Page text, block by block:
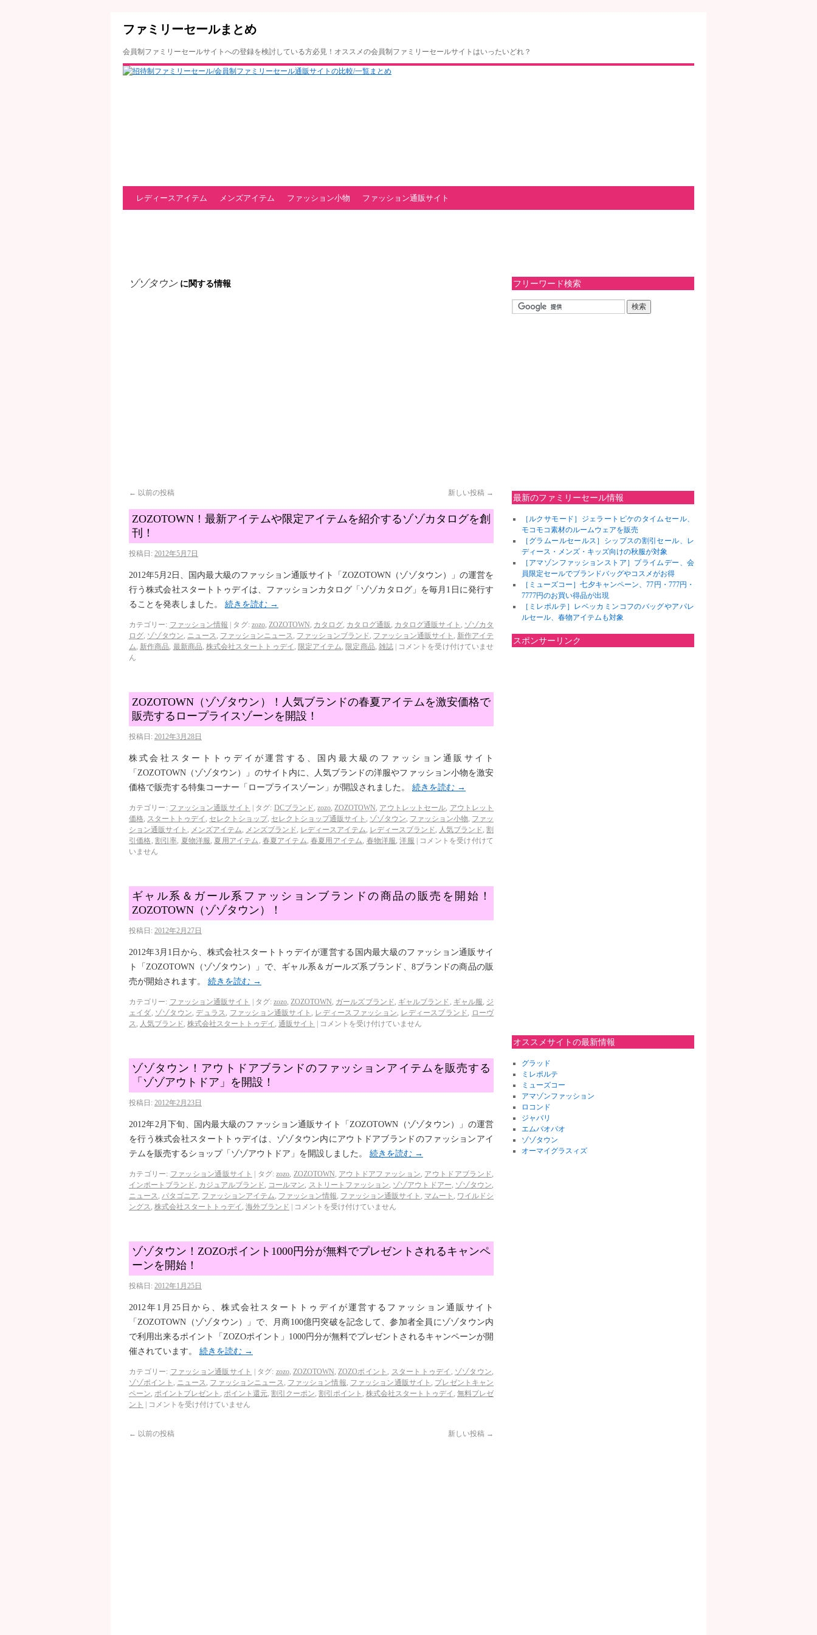
ファミリーセールまとめ
会員制ファミリーセールサイトへの登録を検討している方必見！オススメの会員制ファミリーセールサイトはいったいどれ？
レディースアイテム メンズアイテム ファッション小物 ファッション通販サイト
ゾゾタウンに関する情報
← 以前の投稿 新しい投稿 →
ZOZOTOWN！最新アイテムや限定アイテムを紹介するゾゾカタログを創
刊！
投稿日: 2012年5月7日
2012年5月2日、国内最大級のファッション通販サイト「ZOZOTOWN（ゾゾタウン）」の運営を
行う株式会社スタートトゥデイは、ファッションカタログ「ゾゾカタログ」を毎月1日に発行す
ることを発表しました。 続きを読む →
カテゴリー: ファッション情報 タグ: zozo, ZOZOTOWN, カタログ, カタログ通販 , カタログ通販サイト , ゾゾカタ
ログ, ゾゾタウン, ニュース, ファッションニュース, ファッションブランド, ファッション通販サイト , 新作アイテ
ム, 新作商品, 最新商品, 株式会社スタートトゥデイ , 限定アイテム, 限定商品, 雑誌
コメントを受け付けていませ
ん
ZOZOTOWN（ゾゾタウン）！人気ブランドの春夏アイテムを激安価格で
販売するロープライスゾーンを開設！
投稿日: 2012年3月28日
株式会社スタートトゥデイが運営する、国内最大級のファッション通販サイト
「ZOZOTOWN（ゾゾタウン）」のサイト内に、人気ブランドの洋服やファッション小物を激安
価格で販売する特集コーナー「ロープライスゾーン」が開設されました。 続きを読む →
カテゴリー: ファッション通販サイト タグ: DCブランド,zozo,ZOZOTOWN, アウトレットセール, アウトレット
価格, スタートトゥデイ , セレクトショップ, セレクトショップ通販サイト , ゾゾタウン, ファッション小物, ファッ
ション通販サイト , メンズアイテム, メンズブランド, レディースアイテム, レディースブランド, 人気ブランド, 割
引価格 , 割引率, 夏物洋服, 夏用アイテム , 春夏アイテム,春夏用アイテム, 春物洋服,洋服
コメントを受け付けて
いません
ギャル系＆ガール系ファッションブランドの商品の販売を開始！
ZOZOTOWN（ゾゾタウン）！
投稿日: 2012年2月27日
2012年3月1日から、株式会社スタートトゥデイが運営する国内最大級のファッション通販サイ
ト「ZOZOTOWN（ゾゾタウン）」で、ギャル系＆ガールズ系ブランド、8ブランドの商品の販
売が開始されます。 続きを読む →
カテゴリー: ファッション通販サイト タグ: zozo,ZOZOTOWN, ガールズブランド, ギャルブランド , ギャル服, ジ
ェイダ, ゾゾタウン, デュラス, ファッション通販サイト , レディースファッション, レディースブランド, ローヴ
ス, 人気ブランド, 株式会社スタートトゥデイ , 通販サイト コメントを受け付けていません
ゾゾタウン！アウトドアブランドのファッションアイテムを販売する
「ゾゾアウトドア」を開設！
投稿日: 2012年2月23日
2012年2月下旬、国内最大級のファッション通販サイト「ZOZOTOWN（ゾゾタウン）」の運営
を行う株式会社スタートトゥデイは、ゾゾタウン内にアウトドアブランドのファッションアイ
テムを販売するショップ「ゾゾアウトドア」を開設しました。 続きを読む →
カテゴリー: ファッション通販サイト タグ: zozo, ZOZOTOWN, アウトドアファッション, アウトドアブランド,
インポートブランド , カジュアルブランド, コールマン, ストリートファッション, ゾゾアウトドアー, ゾゾタウン,
ニュース, パタゴニア, ファッションアイテム, ファッション情報, ファッション通販サイト , マムート , ワイルドシ
ングス, 株式会社スタートトゥデイ , 海外ブランド コメントを受け付けていません
ゾゾタウン！ZOZOポイント1000円分が無料でプレゼントされるキャンペ
ーンを開始！
投稿日: 2012年1月25日
2012年1月25日から、株式会社スタートトゥデイが運営するファッション通販サイト
「ZOZOTOWN（ゾゾタウン）」で、月商100億円突破を記念して、参加者全員にゾゾタウン内
で利用出来るポイント「ZOZOポイント」1000円分が無料でプレゼントされるキャンペーンが開
催されています。 続きを読む →
カテゴリー: ファッション通販サイト タグ: zozo, ZOZOTOWN, ZOZOポイント , スタートトゥデイ , ゾゾタウン,
ゾゾポイント , ニュース, ファッションニュース, ファッション情報, ファッション通販サイト , プレゼントキャン
ペーン, ポイントプレゼント , ポイント還元, 割引クーポン, 割引ポイント , 株式会社スタートトゥデイ , 無料プレゼ
ント
コメントを受け付けていません
← 以前の投稿 新しい投稿 →
フリーワード検索
最新のファミリーセール情報
［ルクサモード］ジェラートピケのタイムセール、
モコモコ素材のルームウェアを販売
［グラムールセールス］シップスの割引セール、レ
ディース・メンズ・キッズ向けの秋服が対象
［アマゾンファッションストア］プライムデー、会
員限定セールでブランドバッグやコスメがお得
［ミューズコー］七夕キャンペーン、77円・777円・
7777円のお買い得品が出現
［ミレポルテ］レベッカミンコフのバッグやアパレ
ルセール、春物アイテムも対象
スポンサーリンク
オススメサイトの最新情報
グラッド
ミレポルテ
ミューズコー
アマゾンファッション
ロコンド
ジャバリ
エムバオバオ
ゾゾタウン
オーマイグラスィズ